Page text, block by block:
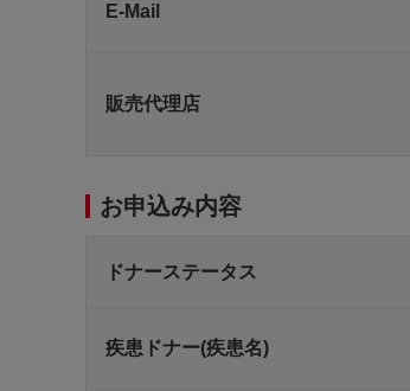
E-Mail
販売代理店
お申込み内容
ドナーステータス
疾患ドナー(疾患名)